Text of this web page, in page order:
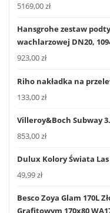
5169,00zł
Hansgrohe zestaw
wachlarzowej DN20,
923,00zł
Riho nakładka na
133,00zł
Villeroy&Boch Subway
853,00zł
Dulux Kolory Świata
49,99zł
Besco Zoya Glam 170L
Grafitowym 170x80